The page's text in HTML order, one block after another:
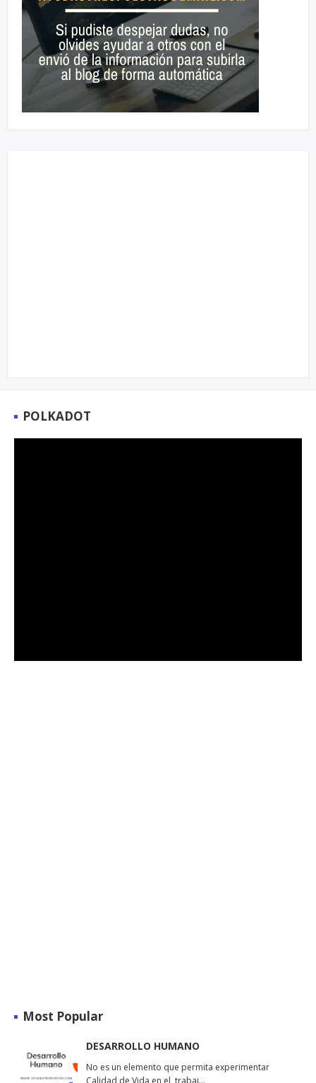
POLKADOT
Most Popular
DESARROLLO HUMANO
No es un elemento que permita experimentar